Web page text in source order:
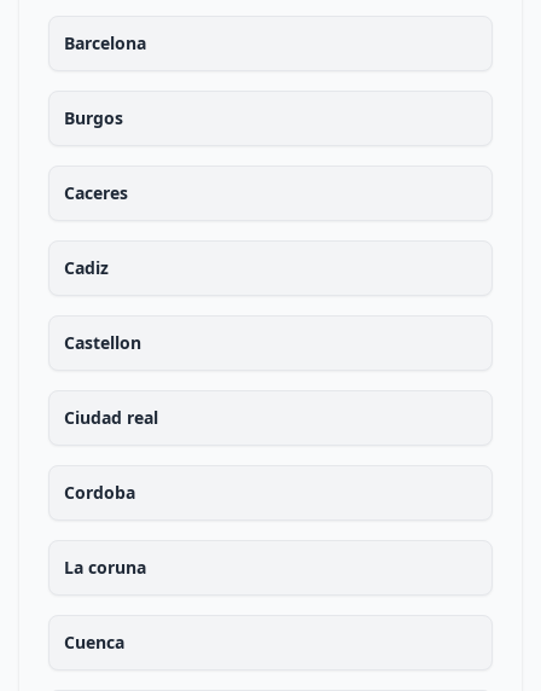
Barcelona
Burgos
Caceres
Cadiz
Castellon
Ciudad real
Cordoba
La coruna
Cuenca